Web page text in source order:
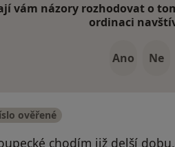
vám názory rozhodovat o
ordinaci
Ano Ne
ověřené
chodím již delší